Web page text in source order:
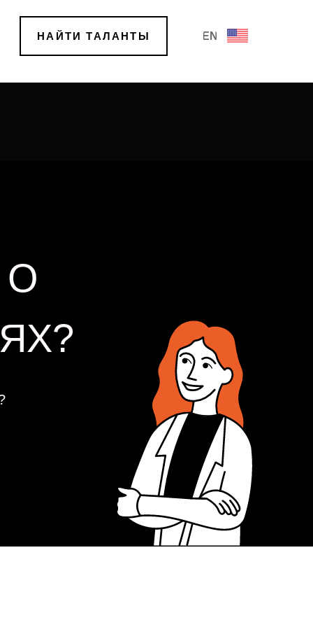
EN
НАЙТИ ТАЛАНТЫ
О